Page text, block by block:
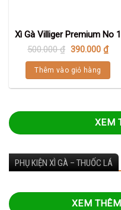
Xì Gà Villiger Premium No 1
500.000₫ 390.000 ₫
Thêm vào giỏ hàng
XEM
PHỤ KIỆN XÌ GÀ – THUỐC LÁ
XEM